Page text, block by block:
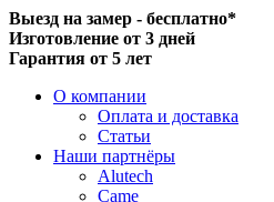
Выезд на замер - бесплатно*
Изготовление от 3 дней
Гарантия от 5 лет
О компании
Оплата и доставка
Статьи
Наши партнёры
Alutech
Came